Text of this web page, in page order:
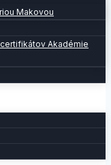
Makovou
Akadémie